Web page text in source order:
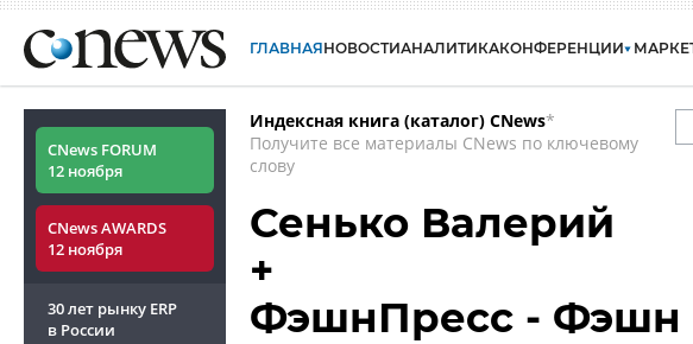
ГЛАВНАЯНОВОСТИАНАЛИТИКАКОНФЕРЕНЦИИ
CNews FORUM
12 ноября
CNews AWARDS
12 ноября
30 лет рынку ERP
в России
Индексная книга (каталог) CNews*
Получите все материалы CNews по ключевому
слову
Сенько Валерий
+
ФэшнПресс - Фэшн